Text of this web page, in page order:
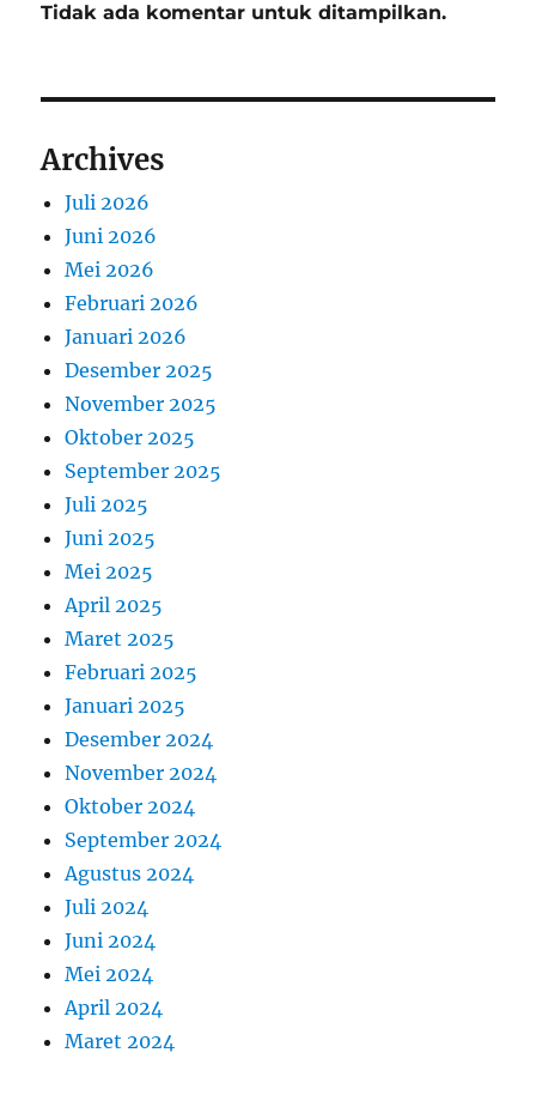
Tidak ada komentar untuk ditampilkan.
Archives
Juli 2026
Juni 2026
Mei 2026
Februari 2026
Januari 2026
Desember 2025
November 2025
Oktober 2025
September 2025
Juli 2025
Juni 2025
Mei 2025
April 2025
Maret 2025
Februari 2025
Januari 2025
Desember 2024
November 2024
Oktober 2024
September 2024
Agustus 2024
Juli 2024
Juni 2024
Mei 2024
April 2024
Maret 2024